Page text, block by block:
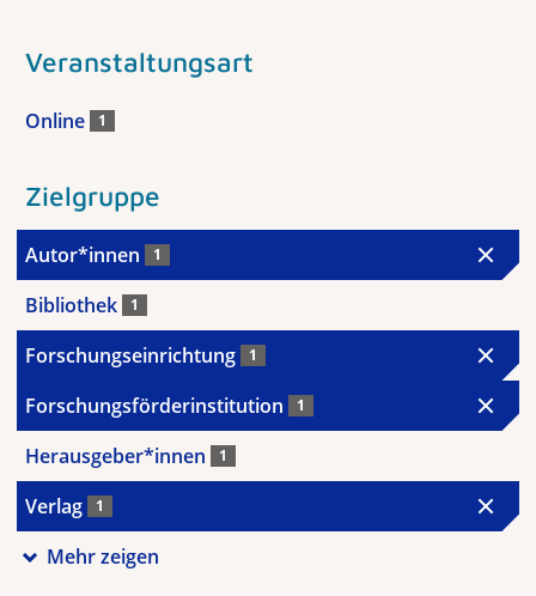
Veranstaltungsart
Online 1
Zielgruppe
Autor*innen 1
Bibliothek 1
Forschungseinrichtung 1
Forschungsförderinstitution 1
Herausgeber*innen 1
Verlag 1
Mehr zeigen